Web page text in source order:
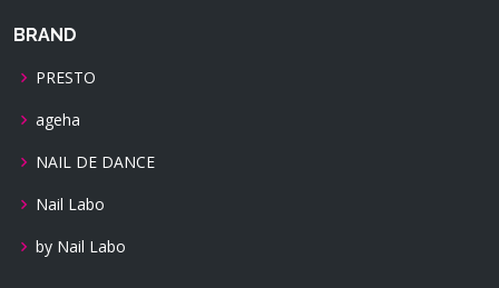
BRAND
PRESTO
ageha
NAIL DE DANCE
Nail Labo
by Nail Labo